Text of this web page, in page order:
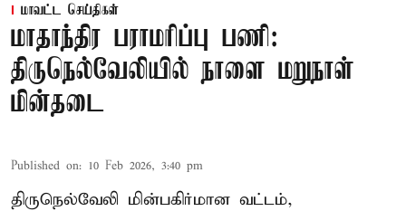
மாவட்ட செய்திகள்
மாதாந்திர பராமரிப்பு பணி:
திருநெல்வேலியில் நாளை மறுநாள்
மின்தடை
Published on: 10 Feb 2026, 3:40 pm
திருநெல்வேலி மின்பகிர்மான வட்டம்,